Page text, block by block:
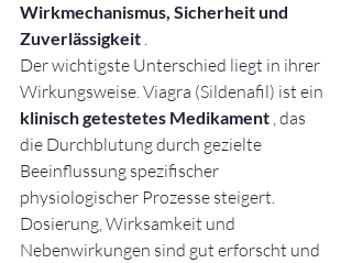
Wirkmechanismus, Sicherheit und
Zuverlässigkeit .
Der wichtigste Unterschied liegt in ihrer
Wirkungsweise. Viagra (Sildenafil) ist ein
klinisch getestetes Medikament , das
die Durchblutung durch gezielte
Beeinflussung spezifischer
physiologischer Prozesse steigert.
Dosierung, Wirksamkeit und
Nebenwirkungen sind gut erforscht und